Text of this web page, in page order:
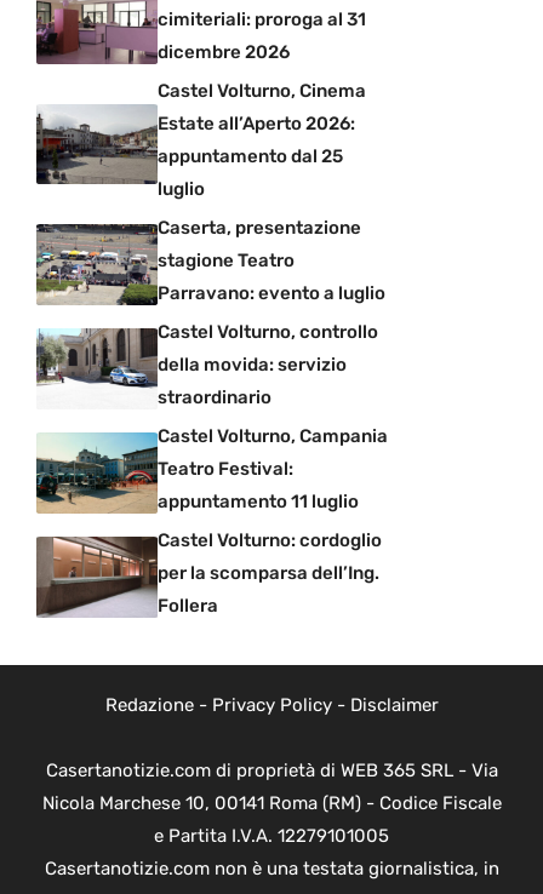
cimiteriali: proroga al 31
dicembre 2026
Castel Volturno, Cinema
Estate all’Aperto 2026:
appuntamento dal 25
luglio
Caserta, presentazione
stagione Teatro
Parravano: evento a luglio
Castel Volturno, controllo
della movida: servizio
straordinario
Castel Volturno, Campania
Teatro Festival:
appuntamento 11 luglio
Castel Volturno: cordoglio
per la scomparsa dell’Ing.
Follera
Redazione- Privacy Policy- Disclaimer
Casertanotizie.com di proprietà di WEB 365 SRL - Via
Nicola Marchese 10, 00141 Roma (RM) - Codice Fiscale
e Partita I.V.A. 12279101005
Casertanotizie.com non è una testata giornalistica, in